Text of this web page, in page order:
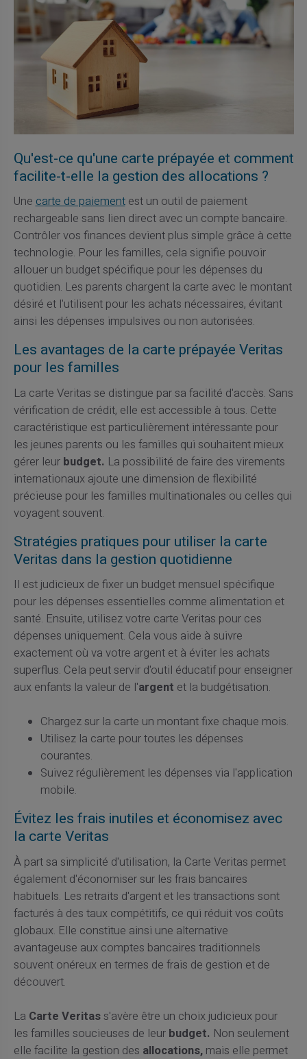
Qu'est-ce qu'une carte prépayée et comment
facilite-t-elle la gestion des allocations ?
Unecarte de paiementest un outil de paiement
rechargeable sans lien direct avec un compte bancaire.
Contrôler vos finances devient plus simple grâce à cette
technologie. Pour les familles, cela signifie pouvoir
allouer un budget spécifique pour les dépenses du
quotidien. Les parents chargent la carte avec le montant
désiré et l'utilisent pour les achats nécessaires, évitant
ainsi les dépenses impulsives ou non autorisées.
Les avantages de la carte prépayée Veritas
pour les familles
La carte Veritas se distingue par sa facilité d'accès. Sans
vérification de crédit, elle est accessible à tous. Cette
caractéristique est particulièrement intéressante pour
les jeunes parents ou les familles qui souhaitent mieux
gérer leur budget. La possibilité de faire des virements
internationaux ajoute une dimension de flexibilité
précieuse pour les familles multinationales ou celles qui
voyagent souvent.
Stratégies pratiques pour utiliser la carte
Veritas dans la gestion quotidienne
Il est judicieux de fixer un budget mensuel spécifique
pour les dépenses essentielles comme alimentation et
santé. Ensuite, utilisez votre carte Veritas pour ces
dépenses uniquement. Cela vous aide à suivre
exactement où va votre argent et à éviter les achats
superflus. Cela peut servir d'outil éducatif pour enseigner
aux enfants la valeur de l'argent et la budgétisation.
Chargez sur la carte un montant fixe chaque mois.
Utilisez la carte pour toutes les dépenses
courantes.
Suivez régulièrement les dépenses via l'application
mobile.
Évitez les frais inutiles et économisez avec
la carte Veritas
À part sa simplicité d'utilisation, la Carte Veritas permet
également d'économiser sur les frais bancaires
habituels. Les retraits d'argent et les transactions sont
facturés à des taux compétitifs, ce qui réduit vos coûts
globaux. Elle constitue ainsi une alternative
avantageuse aux comptes bancaires traditionnels
souvent onéreux en termes de frais de gestion et de
découvert.
La Carte Veritass'avère être un choix judicieux pour
les familles soucieuses de leur budget. Non seulement
elle facilite la gestion des allocations,mais elle permet